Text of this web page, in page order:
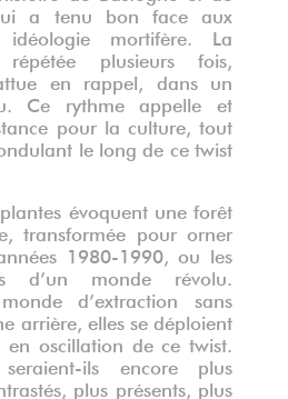
a tenu bon face aux
idéologie mortifère. La
plusieurs fois,
en rappel, dans un
Ce rythme appelle et
pour la culture, tout
le long de ce twist
une forêt
transformée pour orner
1980-1990, ou les
d’un monde révolu.
d’extraction sans
arrière, elles se déploient
en oscillation de ce twist.
seraient-ils encore plus
plus présents, plus